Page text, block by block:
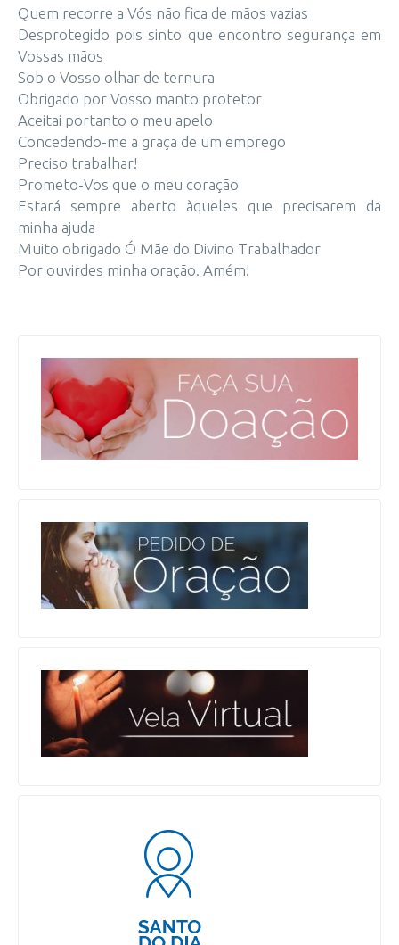
Quem recorre a Vós não fica de mãos vazias
Desprotegido pois sinto que encontro segurança em
Vossas mãos
Sob o Vosso olhar de ternura
Obrigado por Vosso manto protetor
Aceitai portanto o meu apelo
Concedendo-me a graça de um emprego
Preciso trabalhar!
Prometo-Vos que o meu coração
Estará sempre aberto àqueles que precisarem da
minha ajuda
Muito obrigado Ó Mãe do Divino Trabalhador
Por ouvirdes minha oração. Amém!